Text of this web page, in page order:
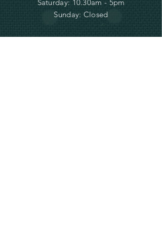
Saturday: 10.30am - 5pm
Sunday: Closed
INFORMATION